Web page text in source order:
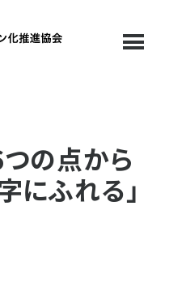
menu
の点から
にふれる」